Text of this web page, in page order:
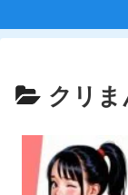
クリ